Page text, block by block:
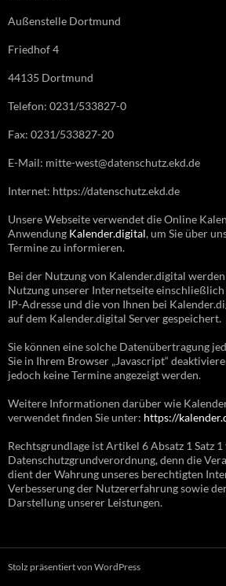
Außenstelle Dortmund
Friedhof 4
44135 Dortmund
Telefon: 0231/533827-0
Fax: 0231/533827-20
E-Mail: mitte-west@datenschutz.ekd.de
Internet: https://datenschutz.ekd.de
Unsere Webseite verwendet die Online
Anwendung Kalender.digital, um Sie über
Termine zu informieren.
Bei der Nutzung von Kalender.digital
Nutzung unserer Internetseite
IP-Adresse und die von Ihnen bei
auf dem Kalender.digital Server gespeichert.
Sie können eine solche Datenübertragung
Sie in Ihrem Browser „Javascript“
jedoch keine Termine angezeigt werden.
Weitere Informationen darüber wie
verwendet finden Sie unter: https://
Rechtsgrundlage ist Artikel 6 Absatz 1 Satz 1
Datenschutzgrundverordnung, denn die
dient der Wahrung unseres berechtigten
Verbesserung der Nutzererfahrung sowie
Darstellung unserer Leistungen.
Stolz präsentiert von WordPress